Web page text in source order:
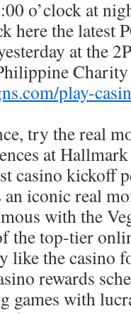
o’clock at
here the latest
at the
Charity
play-
try the real
at
casino kickoff
iconic real
with the
the top-tier
like the casino
rewards
games with